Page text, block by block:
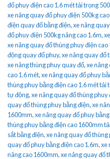
đổ phuy điện cao 1.6 mét tải trọng
xe nâng quay đổ phuy điện 500kg
điện quay đổ bằng điện,xe nâng
đổ phuy điện 500kg nâng cao 1.6m,
xe nâng quay đổ thùng phuy điện
động quay đổ phuy,xe nâng quay đổ
xe nâng thùng phuy quay đổ,xe nâng
cao 1.6 mét,xe nâng quay đổ phuy
thùng phuy bằng điện cao 1.6 mét tải
tự động,xe nâng quay đổ thùng
quay đổ thùng phuy bằng điện,xe
1600mm,xe nâng quay đổ phuy
thùng phuy bằng điện cao 1600mm
sắt bằng điện,xe nâng quay đổ thùng
quay đổ phuy bằng điện cao 1.6m,xe
nâng cao 1600mm,xe nâng quay đổ